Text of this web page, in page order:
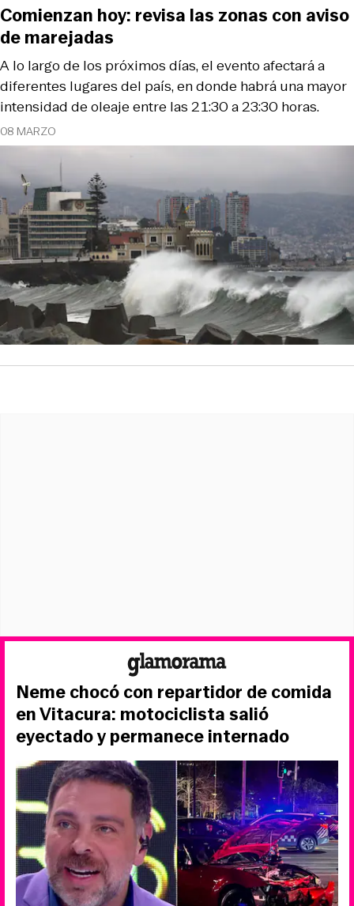
08 MARZO
A lo largo de los próximos días, el evento afectará a
diferentes lugares del país, en donde habrá una mayor
intensidad de oleaje entre las 21:30 a 23:30 horas.
Comienzan hoy: revisa las zonas con aviso
de marejadas
Neme chocó con repartidor de comida
en Vitacura: motociclista salió
eyectado y permanece internado